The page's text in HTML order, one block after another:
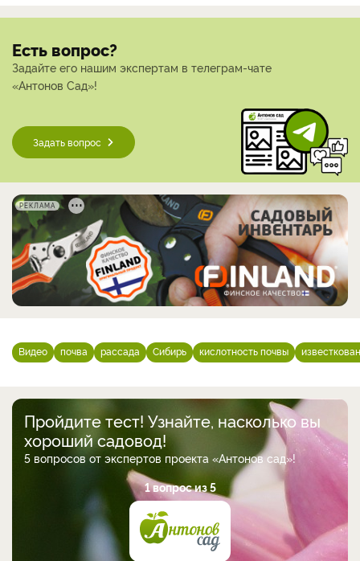
Есть вопрос?
Задайте его нашим экспертам в телеграм-чате
«Антонов Сад»!
Задать вопрос
РЕКЛАМА
Видео почва рассада Сибирь кислотность почвы
Пройдите тест! Узнайте, насколько вы
хороший садовод!
5 вопросов от экспертов проекта «Антонов сад»!
1 вопрос из 5